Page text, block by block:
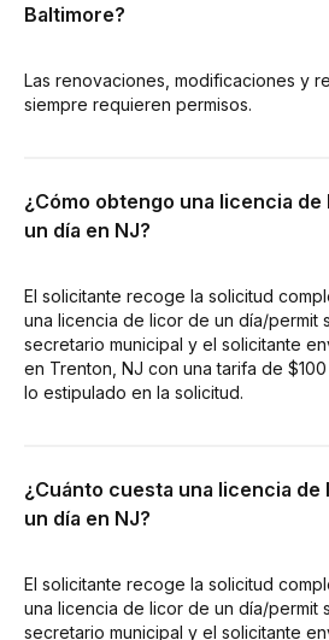
Baltimore?
Las renovaciones, modificaciones y
siempre requieren permisos.
¿Cómo obtengo una licencia de
un día en NJ?
El solicitante recoge la solicitud
una licencia de licor de un día/permit
secretario municipal y el solicitante
en Trenton, NJ con una tarifa de
lo estipulado en la solicitud.
¿Cuánto cuesta una licencia de
un día en NJ?
El solicitante recoge la solicitud
una licencia de licor de un día/permit
secretario municipal y el solicitante